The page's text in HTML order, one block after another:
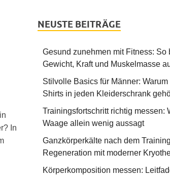
In
NEUSTE BEITRÄGE
Gesund zunehmen mit Fitness: So
Gewicht, Kraft und Muskelmasse
Stilvolle Basics für Männer: Warum
Shirts in jeden Kleiderschrank
Trainingsfortschritt richtig messen:
Waage allein wenig aussagt
Ganzkörperkälte nach dem
Regeneration mit moderner
Körperkomposition messen: